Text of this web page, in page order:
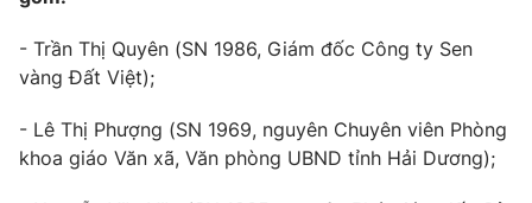
THỜI BÁO VTV
Theo dõi báo trên
Cơ quan chủ quản:Đài Truyền hình Việt Nam
- Trần Thị Quyên (SN 1986, Giám đốc Công ty Sen
vàng Đất Việt);
- Lê Thị Phượng (SN 1969, nguyên Chuyên viên Phòng
khoa giáo Văn xã, Văn phòng UBND tỉnh Hải Dương);